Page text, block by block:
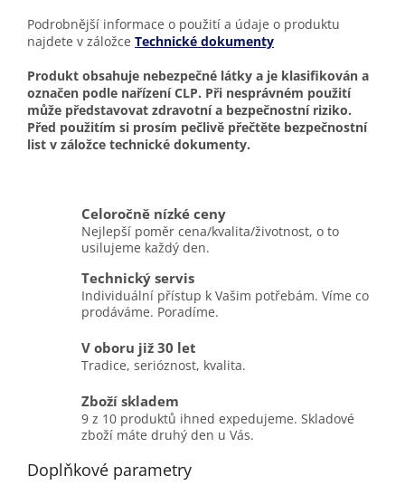
Podrobnější informace o použití a údaje o produktu
najdete v záložce Technické dokumenty
Produkt obsahuje nebezpečné látky a je klasifikován a
označen podle nařízení CLP. Při nesprávném použití
může představovat zdravotní a bezpečnostní riziko.
Před použitím si prosím pečlivě přečtěte bezpečnostní
list v záložce technické dokumenty.
Celoročně nízké ceny
Nejlepší poměr cena/kvalita/životnost, o to
usilujeme každý den.
Technický servis
Individuální přístup k Vašim potřebám. Víme co
prodáváme. Poradíme.
V oboru již 30 let
Tradice, serióznost, kvalita.
Zboží skladem
9 z 10 produktů ihned expedujeme. Skladové
zboží máte druhý den u Vás.
Doplňkové parametry